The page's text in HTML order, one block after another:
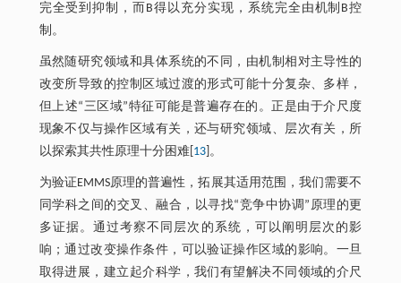
完全受到抑制，而B得以充分实现，系统完全由机制B控
制。
虽然随研究领域和具体系统的不同，由机制相对主导性的
改变所导致的控制区域过渡的形式可能十分复杂、多样，
但上述“三区域”特征可能是普遍存在的。正是由于介尺度
现象不仅与操作区域有关，还与研究领域、层次有关，所
以探索其共性原理十分困难[ 13]。
为验证EMMS原理的普遍性，拓展其适用范围，我们需要不
同学科之间的交叉、融合，以寻找“竞争中协调”原理的更
多证据。通过考察不同层次的系统，可以阐明层次的影
响；通过改变操作条件，可以验证操作区域的影响。一旦
取得进展，建立起介科学，我们有望解决不同领域的介尺